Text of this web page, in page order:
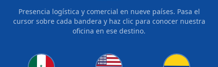
Presencia logística y comercial en nueve países. Pasa el
cursor sobre cada bandera y haz clic para conocer nuestra
oficina en ese destino.
★
★★★★
★★★★★
★★★★★
★★★★★